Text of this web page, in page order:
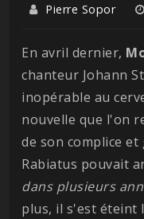
Pierre Sopor
En avril dernier,
chanteur Johann
inopérable au
nouvelle que l'on
de son complice
Rabiatus pouvait
dans plusieurs
plus, il s'est éteint